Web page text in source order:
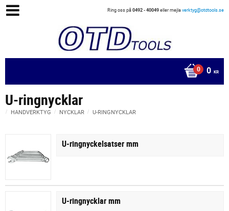
Ring oss på0492 - 40049eller mejlaverktyg@otdtools.se
0 KR
U-ringnycklar
HANDVERKTYG NYCKLAR U-RINGNYCKLAR
U-ringnyckelsatser mm
U-ringnycklar mm